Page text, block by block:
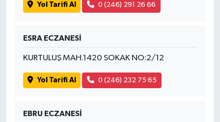
Yol Tarifi Al 0 (246) 291 26 66
ESRA ECZANESİ
KURTULUŞ MAH.1420 SOKAK NO:2/12
Yol Tarifi Al 0 (246) 232 75 65
EBRU ECZANESİ